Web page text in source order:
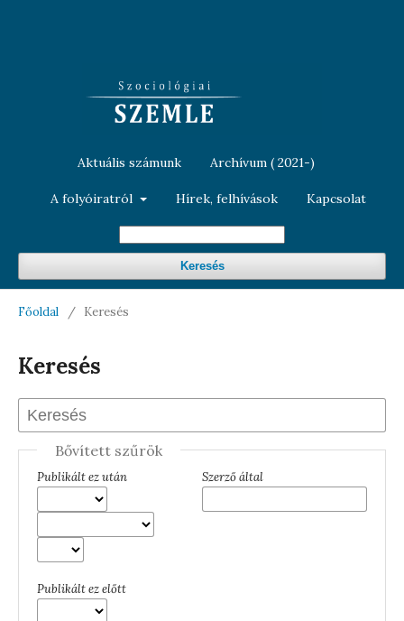
Aktuális számunk Archívum ( 2021-)
A folyóiratról Hírek, felhívások Kapcsolat
Keresés
Főoldal / Keresés
Keresés
Bővített szűrök
Publikált ez után
Publikált ez előtt
Szerző által